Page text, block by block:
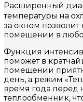
Расширенный
температуры на
за окном позволит
помещении в
Функция
поможет в
помещении
день, а режим
время года перед
теплообменник,